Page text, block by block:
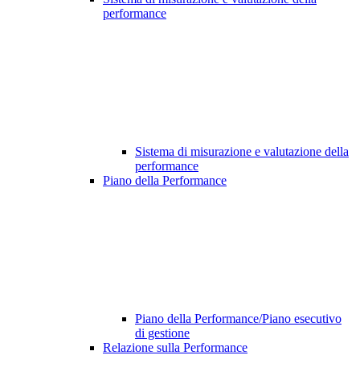
performance
Sistema di misurazione e valutazione della
performance
Piano della Performance
Piano della Performance/Piano esecutivo
di gestione
Relazione sulla Performance